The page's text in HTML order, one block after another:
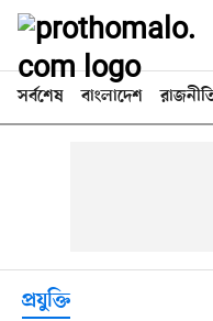
সর্বশেষ বাংলাদেশ
প্রযুক্তি